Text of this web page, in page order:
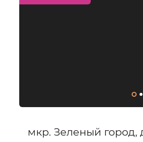
мкр. Зеленый город,